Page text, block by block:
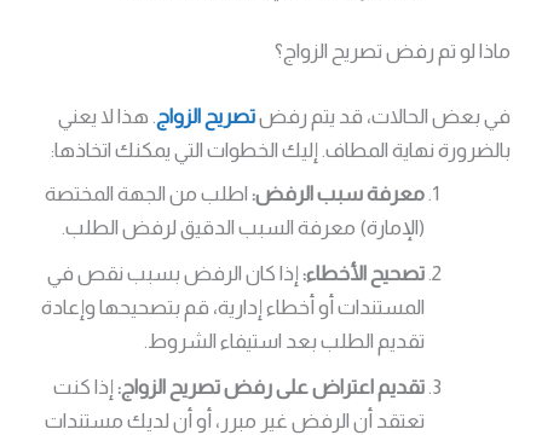
ماذا لو تم رفض تصريح الزواج؟
في بعض الحالات، قد يتم رفضتصريح الزواج . هذا لا يعني
بالضرورة نهاية المطاف. إليك الخطوات التي يمكنك اتخاذها:
معرفة سبب الرفض: اطلب من الجهة المختصة
(الإمارة) معرفة السبب الدقيق لرفض الطلب.
تصحيح الأخطاء: إذا كان الرفض بسبب نقص في
المستندات أو أخطاء إدارية، قم بتصحيحها وإعادة
تقديم الطلب بعد استيفاء الشروط.
تقديم اعتراض على رفض تصريح الزواج: إذا كنت
تعتقد أن الرفض غير مبرر، أو أن لديك مستندات